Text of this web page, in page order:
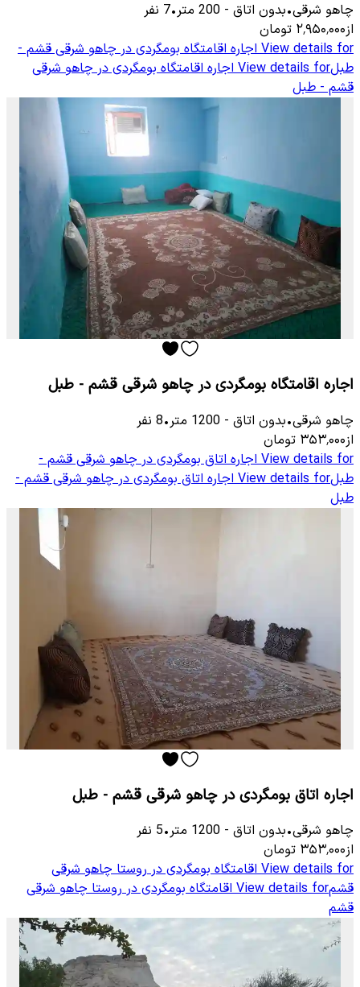
چاهو شرقی•بدون اتاق -
200 متر•
7 نفر
از۲٬۹۵۰٬۰۰۰ تومان
View details for اجاره اقامتگاه بومگردی در چاهو شرقی قشم -
طبلView details for اجاره اقامتگاه بومگردی در چاهو شرقی
قشم - طبل
اجاره اقامتگاه بومگردی در چاهو شرقی قشم - طبل
چاهو شرقی•بدون اتاق -
1200 متر•
8 نفر
از۳۵۳٬۰۰۰ تومان
View details for اجاره اتاق بومگردی در چاهو شرقی قشم -
طبلView details for اجاره اتاق بومگردی در چاهو شرقی قشم -
طبل
اجاره اتاق بومگردی در چاهو شرقی قشم - طبل
چاهو شرقی•بدون اتاق -
1200 متر•
5 نفر
از۳۵۳٬۰۰۰ تومان
View details for اقامتگاه بومگردی در روستا چاهو شرقی
قشمView details for اقامتگاه بومگردی در روستا چاهو شرقی
قشم